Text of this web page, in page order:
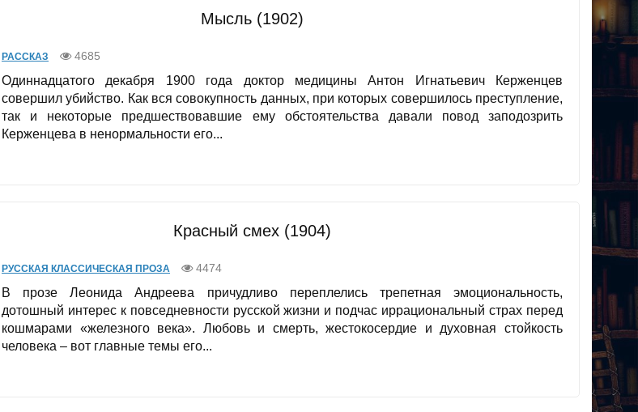
Мысль (1902)
РАССКАЗ 4685
Одиннадцатого декабря 1900 года доктор медицины Антон Игнатьевич Керженцев
совершил убийство. Как вся совокупность данных, при которых совершилось преступление,
так и некоторые предшествовавшие ему обстоятельства давали повод заподозрить
Керженцева в ненормальности его...
Красный смех (1904)
РУССКАЯ КЛАССИЧЕСКАЯ ПРОЗА 4474
В прозе Леонида Андреева причудливо переплелись трепетная эмоциональность,
дотошный интерес к повседневности русской жизни и подчас иррациональный страх перед
кошмарами «железного века». Любовь и смерть, жестокосердие и духовная стойкость
человека – вот главные темы его...